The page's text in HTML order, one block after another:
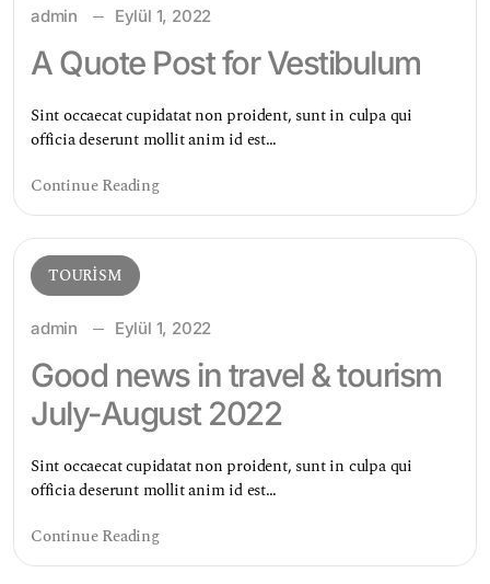
admin Eylül 1, 2022
A Quote Post for Vestibulum
Sint occaecat cupidatat non proident, sunt in culpa qui
officia deserunt mollit anim id est…
Continue Reading
TOURISM
admin Eylül 1, 2022
Good news in travel & tourism
July-August 2022
Sint occaecat cupidatat non proident, sunt in culpa qui
officia deserunt mollit anim id est…
Continue Reading